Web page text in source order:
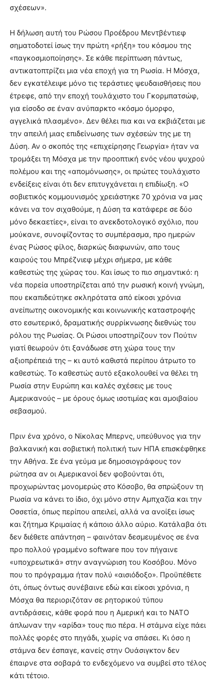
σχέσεων».
Η δήλωση αυτή του Ρώσου Προέδρου Μεντβέντιεφ
σηματοδοτεί ίσως την πρώτη «ρήξη» του κόσμου της
«παγκοσμιοποίησης». Σε κάθε περίπτωση πάντως,
αντικατοπτρίζει μια νέα εποχή για τη Ρωσία. Η Μόσχα,
δεν εγκατέλειψε μόνο τις τεράστιες ψευδαισθήσεις που
έτρεφε, από την εποχή τουλάχιστο του Γκορμπατσώφ,
για είσοδο σε έναν ανύπαρκτο «κόσμο όμορφο,
αγγελικά πλασμένο». Δεν θέλει πια και να εκβιάζεται με
την απειλή μιας επιδείνωσης των σχέσεών της με τη
Δύση. Αν ο σκοπός της «επιχείρησης Γεωργία» ήταν να
τρομάξει τη Μόσχα με την προοπτική ενός νέου ψυχρού
πολέμου και της «απομόνωσης», οι πρώτες τουλάχιστο
ενδείξεις είναι ότι δεν επιτυγχάνεται η επιδίωξη. «Ο
σοβιετικός κομμουνισμός χρειάστηκε 70 χρόνια να μας
κάνει να τον σιχαθούμε, η Δύση τα κατάφερε σε δύο
μόνο δεκαετίες», είναι το ανεκδοτολογικό σχόλιο, που
μούκανε, συνοψίζοντας το συμπέρασμα, προ ημερών
ένας Ρώσος φίλος, διαρκώς διαφωνών, απο τους
καιρούς του Μπρέζνιεφ μέχρι σήμερα, με κάθε
καθεστώς της χώρας του. Και ίσως το πιο σημαντικό: η
νέα πορεία υποστηρίζεται από την ρωσική κοινή γνώμη,
που εκαπιδεύτηκε σκληρότατα από είκοσι χρόνια
ανείπωτης οικονομικής και κοινωνικής καταστροφής
στο εσωτερικό, δραματικής συρρίκνωσης διεθνώς του
ρόλου της Ρωσίας. Οι Ρώσοι υποστηρίζουν τον Πούτιν
γιατί θεωρούν ότι ξανάδωσε στη χώρα τους την
αξιοπρέπειά της – κι αυτό καθιστά περίπου άτρωτο το
καθεστώς. Το καθεστώς αυτό εξακολουθεί να θέλει τη
Ρωσία στην Ευρώπη και καλές σχέσεις με τους
Αμερικανούς – με όρους όμως ισοτιμίας και αμοιβαίου
σεβασμού.
Πριν ένα χρόνο, ο Νίκολας Μπερνς, υπεύθυνος για την
βαλκανική και σοβιετική πολιτική των ΗΠΑ επισκέφθηκε
την Αθήνα. Σε ένα γεύμα με δημοσιογράφους τον
ρώτησα αν οι Αμερικανοί δεν φοβούνται ότι,
προχωρώντας μονομερώς στο Κόσοβο, θα σπρώξουν τη
Ρωσία να κάνει το ίδιο, όχι μόνο στην Αμπχαζία και την
Οσσετία, όπως περίπου απειλεί, αλλά να ανοίξει ίσως
και ζήτημα Κριμαίας ή κάποιο άλλο αύριο. Κατάλαβα ότι
δεν διέθετε απάντηση – φαινόταν δεσμευμένος σε ένα
προ πολλού γραμμένο software που τον πήγαινε
«υποχρεωτικά» στην αναγνώριση του Κοσόβου. Μόνο
που το πρόγραμμα ήταν πολύ «αισιόδοξο». Προϋπέθετε
ότι, όπως όντως συνέβαινε εδώ και είκοσι χρόνια, η
Μόσχα θα περιοριζόταν σε ρητορικού τύπου
αντιδράσεις, κάθε φορά που η Αμερική και το ΝΑΤΟ
άπλωναν την «αρίδα» τους πιο πέρα. Η στάμνα είχε πάει
πολλές φορές στο πηγάδι, χωρίς να σπάσει. Κι όσο η
στάμνα δεν έσπαγε, κανείς στην Ουάσιγκτον δεν
έπαιρνε στα σοβαρά το ενδεχόμενο να συμβεί στο τέλος
κάτι τέτοιο.